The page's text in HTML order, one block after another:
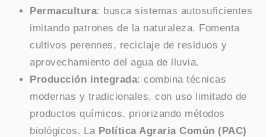
Permacultura: busca sistemas autosuficientes
imitando patrones de la naturaleza. Fomenta
cultivos perennes, reciclaje de residuos y
aprovechamiento del agua de lluvia.
Producción integrada: combina técnicas
modernas y tradicionales, con uso limitado de
productos químicos, priorizando métodos
biológicos. La Política Agraria Común (PAC)